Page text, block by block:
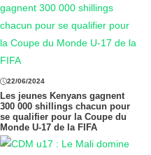
22/06/2024
Les jeunes Kenyans gagnent
300 000 shillings chacun pour
se qualifier pour la Coupe du
Monde U-17 de la FIFA